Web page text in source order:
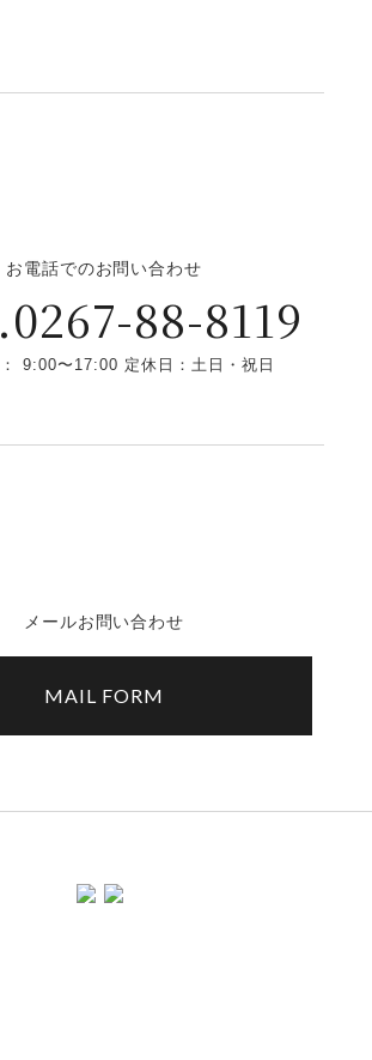
お電話でのお問い合わせ
88-8119
9:00〜17:00 定休日：土日・祝日
メールお問い合わせ
MAIL FORM